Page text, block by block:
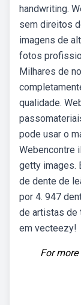
handwriting.
sem direitos
imagens de
fotos
Milhares de
qualidade.
pode usar o
Webencontre
getty images.
de dente de
por 4. 947
de artistas de
em vecteezy!
For